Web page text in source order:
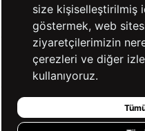
YARDIM
BİZE ULAŞIN
HIZLI ERİŞİM
size kişiselleştirilmiş
göstermek, web
ziyaretçilerimizin
çerezleri ve diğer
kullanıyoruz.